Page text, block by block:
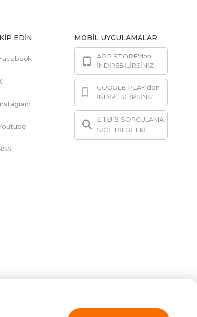
EDİN MOBİL UYGULAMALAR
APP STORE'dan
İNDİREBİLİRSİNİZ
GOOGLE PLAY'den
İNDİREBİLİRSİNİZ
ETBIS SORGULAMA
SİCİL BİLGİLERİ